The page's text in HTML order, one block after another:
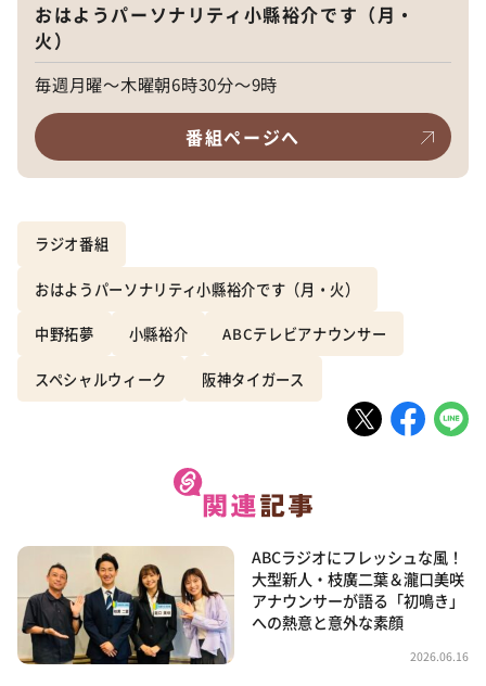
おはようパーソナリティ小縣裕介です（月・
火）
毎週月曜～木曜朝6時30分～9時
番組ページへ
ラジオ番組
おはようパーソナリティ小縣裕介です（月・火）
中野拓夢 小縣裕介 ABCテレビアナウンサー
スペシャルウィーク 阪神タイガース
ABCラジオにフレッシュな風！
大型新人・枝廣二葉＆瀧口美咲
アナウンサーが語る「初鳴き」
への熱意と意外な素顔
2026.06.16